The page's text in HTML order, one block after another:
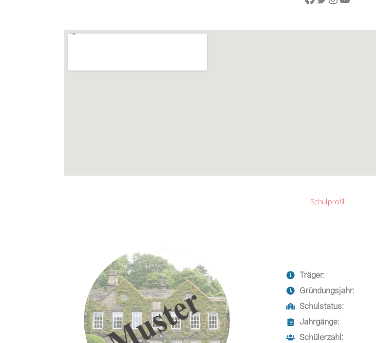
Schulprofil
Träger:
Gründungsjahr:
Schulstatus:
Jahrgänge:
Schülerzahl: